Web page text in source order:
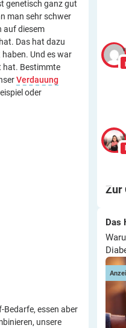
genetisch ganz gut
man sehr schwer
auf diesem
Das hat dazu
Und es war
hat. Bestimmte
Verdauung
oder
essen aber
unsere
Zur
Das